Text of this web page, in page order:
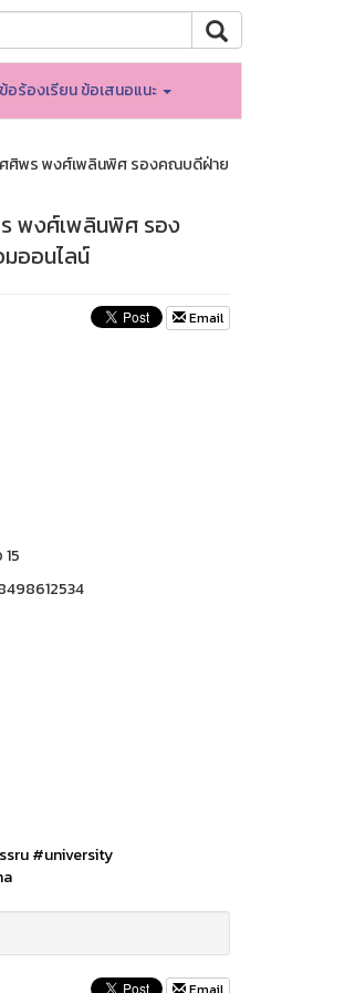
ข้อร้องเรียน ข้อเสนอแนะ
.ศศิพร พงศ์เพลินพิศ รองคณบดีฝ่าย
ร พงศ์เพลินพิศ รอง
ออนไลน์
Email
#university